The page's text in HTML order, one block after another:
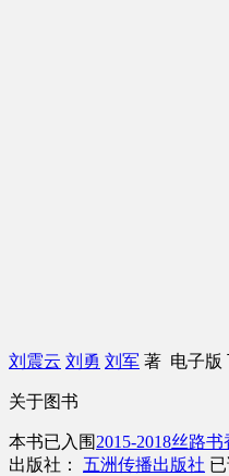
刘震云 刘勇 刘军 著 电子版
关于图书
本书已入围 2015-2018丝路
出版社： 五洲传播出版社